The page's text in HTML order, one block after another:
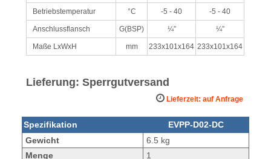
Betriebstemperatur °C -5 - 40 -5 - 40
Anschlussflansch G(BSP) ¼” ¼”
Maße LxWxH mm 233x101x164 233x101x164
Lieferung: Sperrgutversand
Lieferzeit: auf Anfrage
Spezifikation
EVPP-D02-DC
Gewicht
6.5 kg
Menge
1